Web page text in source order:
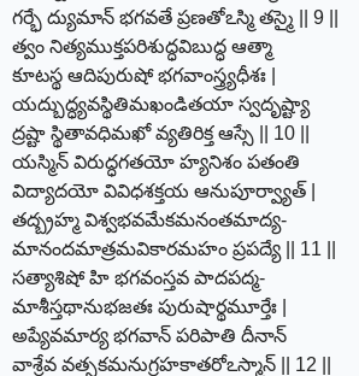
గర్భే ద్యుమాన్ భగవతే ప్రణతోఽస్మి తస్మై || 9 ||
త్వం నిత్యముక్తపరిశుద్ధవిబుద్ధ ఆత్మా
కూటస్థ ఆదిపురుషో భగవాంస్త్ర్యధీశః |
యద్బుద్ధ్యవస్థితిమఖండితయా స్వదృష్ట్యా
ద్రష్టా స్థితావధిమఖో వ్యతిరిక్త ఆస్సే || 10 ||
యస్మిన్ విరుద్ధగతయో హ్యనిశం పతంతి
విద్యాదయో వివిధశక్తయ ఆనుపూర్వ్యాత్ |
తద్బ్రహ్మ విశ్వభవమేకమనంతమాద్య-
మానందమాత్రమవికారమహం ప్రపద్యే || 11 ||
సత్యాశిషో హి భగవంస్తవ పాదపద్మ-
మాశీస్తథానుభజతః పురుషార్థమూర్తేః |
అప్యేవమార్య భగవాన్ పరిపాతి దీనాన్
వాశ్రేవ వత్సకమనుగ్రహకాతరోఽస్మాన్ || 12 ||